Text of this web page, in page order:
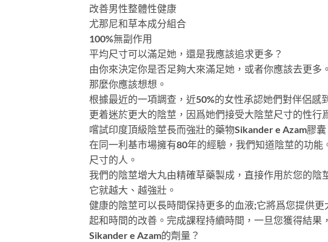
改善男性整體性健康
尤那尼和草本成分組合
100%無副作用
平均尺寸可以滿足她，還是我應該追求更多？
由你來決定你是否足夠大來滿足她，或者你應該去更
那麼你應該想想。
根據最近的一項調查，近50%的女性承認她們對伴侶
更着迷於更大的陰莖，因爲她們接受大陰莖尺寸的性行
嚐試印度頂級陰莖長而強壯的藥物Sikander e Azam膠囊
在同一利基市場擁有80年的經驗，我們知道陰莖的功
尺寸的人。
我們的陰莖增大丸由精確草藥製成，直接作用於您的
它就越大、越強壯。
健康的陰莖可以長時間保持更多的血液;它將爲您提供
起和時間的改善。完成課程持續時間，一旦您獲得結果
Sikander e Azam的劑量？